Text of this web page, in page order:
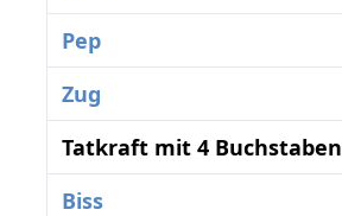
Pep
Zug
Tatkraft mit 4 Buchstaben
Biss